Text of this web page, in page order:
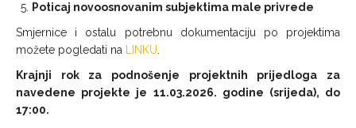
Poticaj novoosnovanim subjektima male privrede
Smjernice i ostalu potrebnu dokumentaciju po projektima
možete pogledati na LINKU.
Krajnji rok za podnošenje projektnih prijedloga za
navedene projekte je 11.03.2026. godine (srijeda), do
17:00.